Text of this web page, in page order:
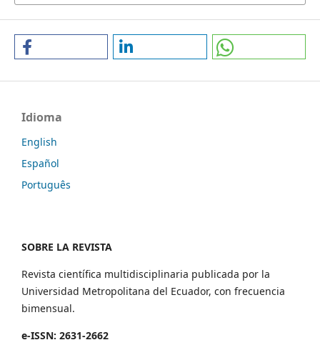
Idioma
English
Español
Português
SOBRE LA REVISTA
Revista científica multidisciplinaria publicada por la
Universidad Metropolitana del Ecuador, con frecuencia
bimensual.
e-ISSN: 2631-2662